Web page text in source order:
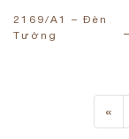
2169/A1 – Đèn
Tường
«